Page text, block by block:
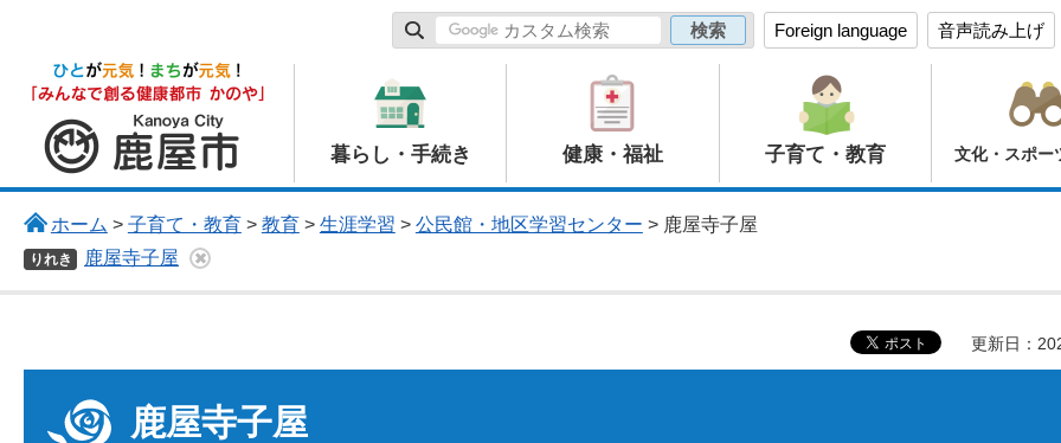
Foreign language 音声読み上げ
鹿屋市
暮らし・手続き 健康・福祉 子育て・教育 文化・スポー
ホーム > 子育て・教育> 教育> 生涯学習 > 公民館・地区学習センター > 鹿屋寺子屋
りれき 鹿屋寺子屋
更新日：
鹿屋寺子屋